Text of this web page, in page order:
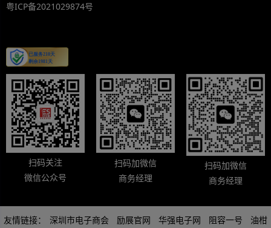
粤ICP备2021029874号
扫码关注
微信公众号
扫码加微信
商务经理
扫码加微信
商务经理
友情链接： 深圳市电子商会 励展官网 华强电子网 阻容一号 油柑